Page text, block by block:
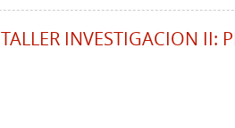
TALLER INVESTIGACION II: